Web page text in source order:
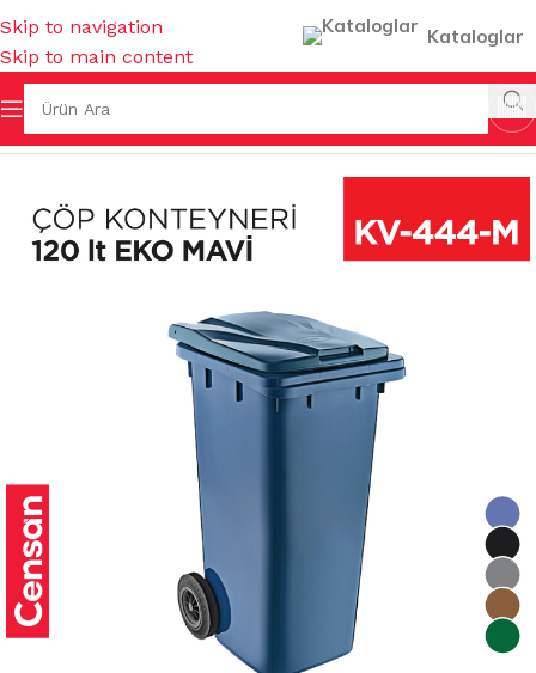
Skip to navigation
Skip to main content
Kataloglar
& KOVALAR & GERİ DÖNÜŞÜMLER ÇÖP KONTEYNERLERİ